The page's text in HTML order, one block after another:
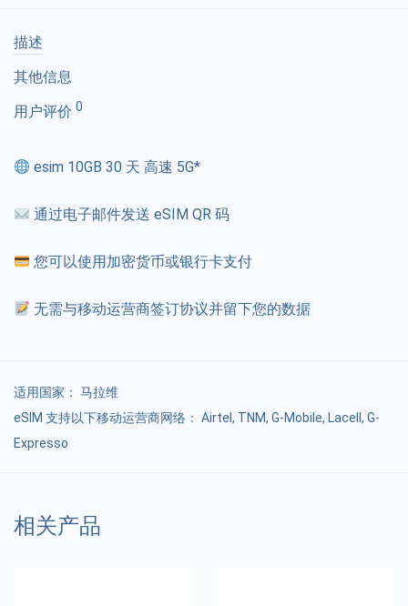
描述
其他信息
用户评价 0
esim 10GB 30 天 高速 5G*
通过电子邮件发送 eSIM QR 码
您可以使用加密货币或银行卡支付
无需与移动运营商签订协议并留下您的数据
适用国家： 马拉维
eSIM 支持以下移动运营商网络： Airtel, TNM, G-Mobile, Lacell, G-
Expresso
相关产品